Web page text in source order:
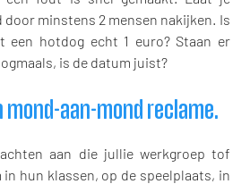
minstens 2 mensen nakijken. Is
een hotdog echt 1 euro? Staan er
is de datum juist?
mond-aan-mond reclame.
aan die jullie werkgroep tof
in hun klassen, op de speelplaats, in